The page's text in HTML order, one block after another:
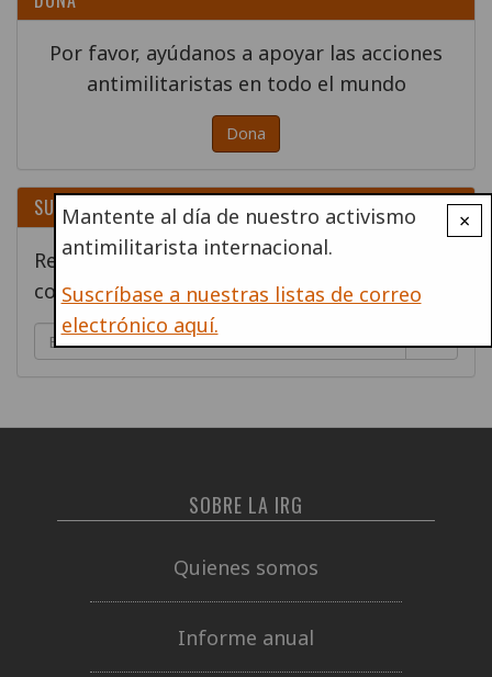
×
Mantente al día de nuestro activismo
antimilitarista internacional.
Suscríbase a nuestras listas de correo
electrónico aquí.
Por favor, ayúdanos a apoyar las acciones
antimilitaristas en todo el mundo
Dona
SUSCRÍBETE
Regístrese para recibir el contenido por
correo electrónico
Go!
SOBRE LA IRG
Quienes somos
Informe anual